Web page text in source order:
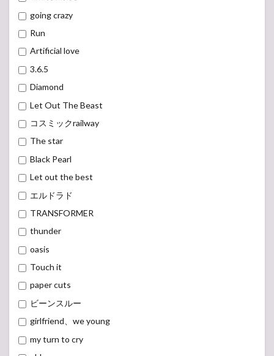
going crazy
Run
Artificial love
3.6.5
Diamond
Let Out The Beast
コスミックrailway
The star
Black Pearl
Let out the best
エルドラド
TRANSFORMER
thunder
oasis
Touch it
paper cuts
ビーンスルー
girlfriend、we young
my turn to cry